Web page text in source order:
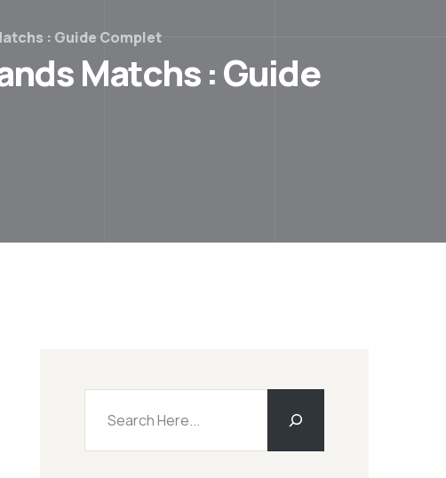
: Guide Complet
Matchs : Guide